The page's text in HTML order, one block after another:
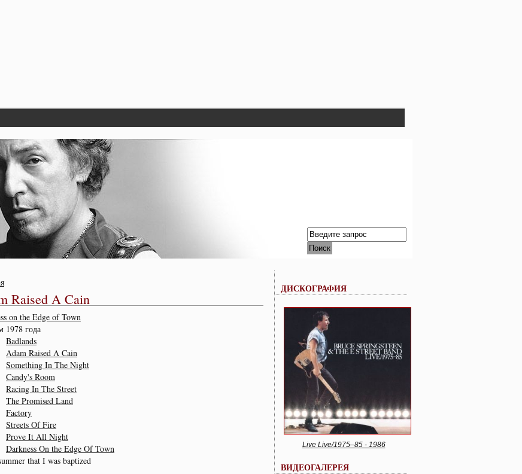
Raised A Cain
on the Edge of Town
1978 года
Badlands
Adam Raised A Cain
Something In The Night
Candy's Room
Racing In The Street
The Promised Land
Factory
Streets Of Fire
Prove It All Night
Darkness On the Edge Of Town
that I was baptized
ДИСКОГРАФИЯ
Live Live/1975–85 - 1986
ВИДЕОГАЛЕРЕЯ